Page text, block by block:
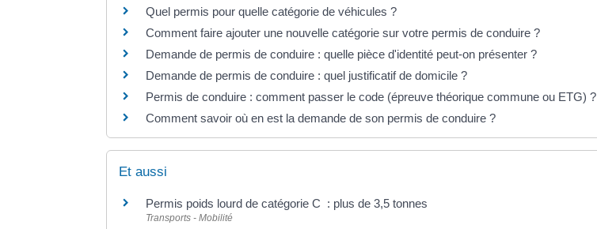
Quel permis pour quelle catégorie de véhicules ?
Comment faire ajouter une nouvelle catégorie sur votre permis de conduire ?
Demande de permis de conduire : quelle pièce d'identité peut-on présenter ?
Demande de permis de conduire : quel justificatif de domicile ?
Permis de conduire : comment passer le code (épreuve théorique commune ou ETG) ?
Comment savoir où en est la demande de son permis de conduire ?
Et aussi
Permis poids lourd de catégorie C : plus de 3,5 tonnes
Transports - Mobilité